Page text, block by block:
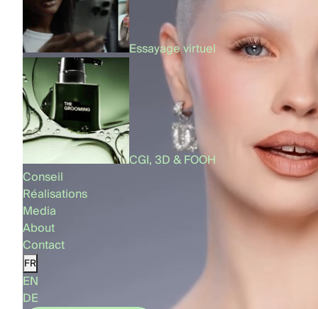
Essayage virtuel
CGI, 3D & FOOH
Conseil
Réalisations
Media
About
Contact
FR
EN
DE